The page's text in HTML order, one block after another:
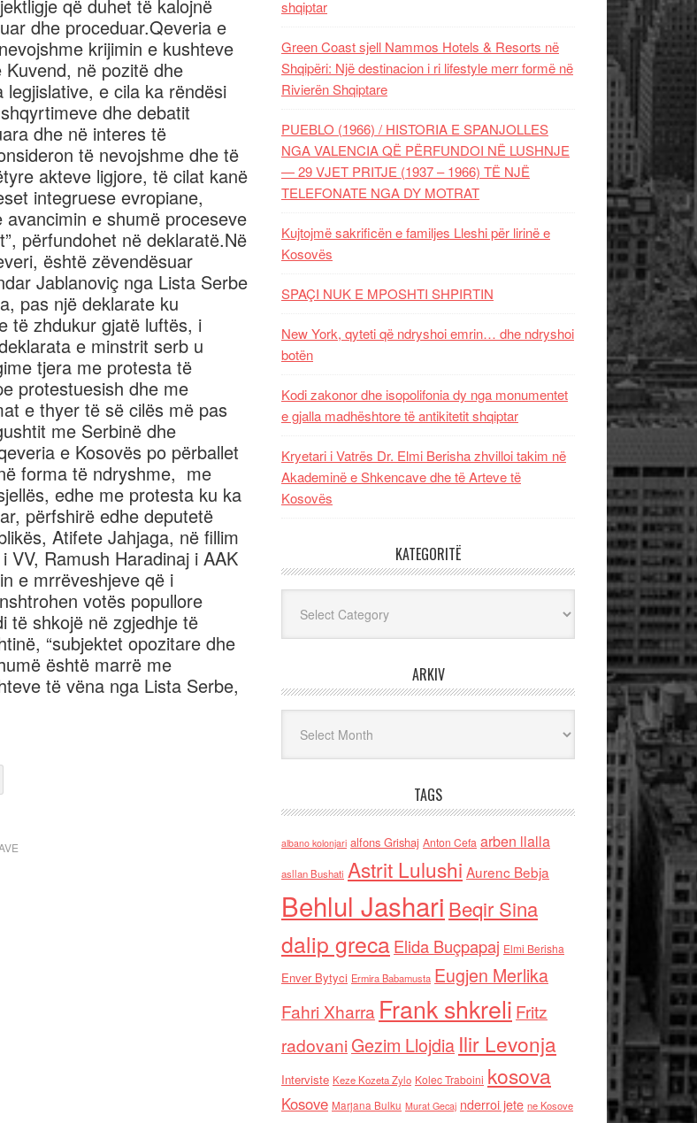
që duhet të kalojnë
dhe proceduar.Qeveria e
krijimin e kushteve
në pozitë dhe
e cila ka rëndësi
dhe debatit
dhe në interes të
të nevojshme dhe të
akteve ligjore, të cilat kanë
integruese evropiane,
e shumë proceseve
përfundohet në deklaratë.Në
është zëvendësuar
Jablanoviç nga Lista Serbe
pas një deklarate ku
të zhdukur gjatë luftës, i
e minstrit serb u
tjera me protesta të
protestuesish dhe me
e thyer të së cilës më pas
me Serbinë dhe
e Kosovës po përballet
forma të ndryshme, me
edhe me protesta ku ka
përfshirë edhe deputetë
Atifete Jahjaga, në fillim
Ramush Haradinaj i AAK
e mrrëveshjeve që i
votës popullore
të shkojë në zgjedhje të
“subjektet opozitare dhe
është marrë me
të vëna nga Lista Serbe,
shqiptar
Green Coast sjell Nammos Hotels & Resorts në
Shqipëri: Një destinacion i ri lifestyle merr formë në
Rivierën Shqiptare
PUEBLO (1966) / HISTORIA E SPANJOLLES
NGA VALENCIA QË PËRFUNDOI NË LUSHNJE
— 29 VJET PRITJE (1937 – 1966) TË NJË
TELEFONATE NGA DY MOTRAT
Kujtojmë sakrificën e familjes Lleshi për lirinë e
Kosovës
SPAÇI NUK E MPOSHTI SHPIRTIN
New York, qyteti që ndryshoi emrin… dhe ndryshoi
botën
Kodi zakonor dhe isopolifonia dy nga monumentet
e gjalla madhështore të antikitetit shqiptar
Kryetari i Vatrës Dr. Elmi Berisha zhvilloi takim në
Akademinë e Shkencave dhe të Arteve të
Kosovës
KATEGORITË
ARKIV
TAGS
albano kolonjari alfons Grishaj Anton Cefa arben llalla
asllan Bushati Astrit Lulushi Aurenc Bebja
Behlul Jashari Beqir Sina
dalip grecaElida Buçpapaj Elmi Berisha
Enver Bytyci Ermira Babamusta Eugjen Merlika
Fahri Xharra Frank shkreli Fritz
radovaniGezim Llojdia Ilir Levonja
Interviste Keze Kozeta Zylo Kolec Traboini kosova
Kosove Marjana Bulku Murat Gecaj nderroi jete ne Kosove